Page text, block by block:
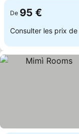
De 95 €
Consulter les prix de